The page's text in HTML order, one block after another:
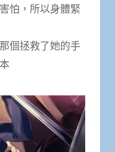
怕，所以身體緊
個拯救了她的手